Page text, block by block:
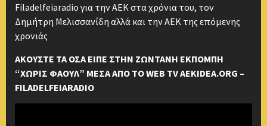
Filadelfeiaradio για την ΑΕΚ στα χρόνια του, τον
Δημήτρη Μελισσανίδη αλλά και την ΑΕΚ της επόμενης
χρονιάς
ΑΚΟΥΣΤΕ ΤΑ ΟΣΑ ΕΙΠΕ ΣΤΗΝ ΖΩΝΤΑΝΗ ΕΚΠΟΜΠΗ
“ΧΩΡΙΣ ΦΑΟΥΛ” ΜΕΣΑ ΑΠΟ ΤΟ WEB TV AEKIDEA.ORG –
FILADELFEIARADIO